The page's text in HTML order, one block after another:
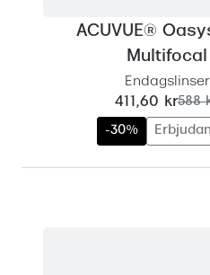
ACUVUE®
Multifocal
Endagslinser
nu:
411,60 kr588
-30%